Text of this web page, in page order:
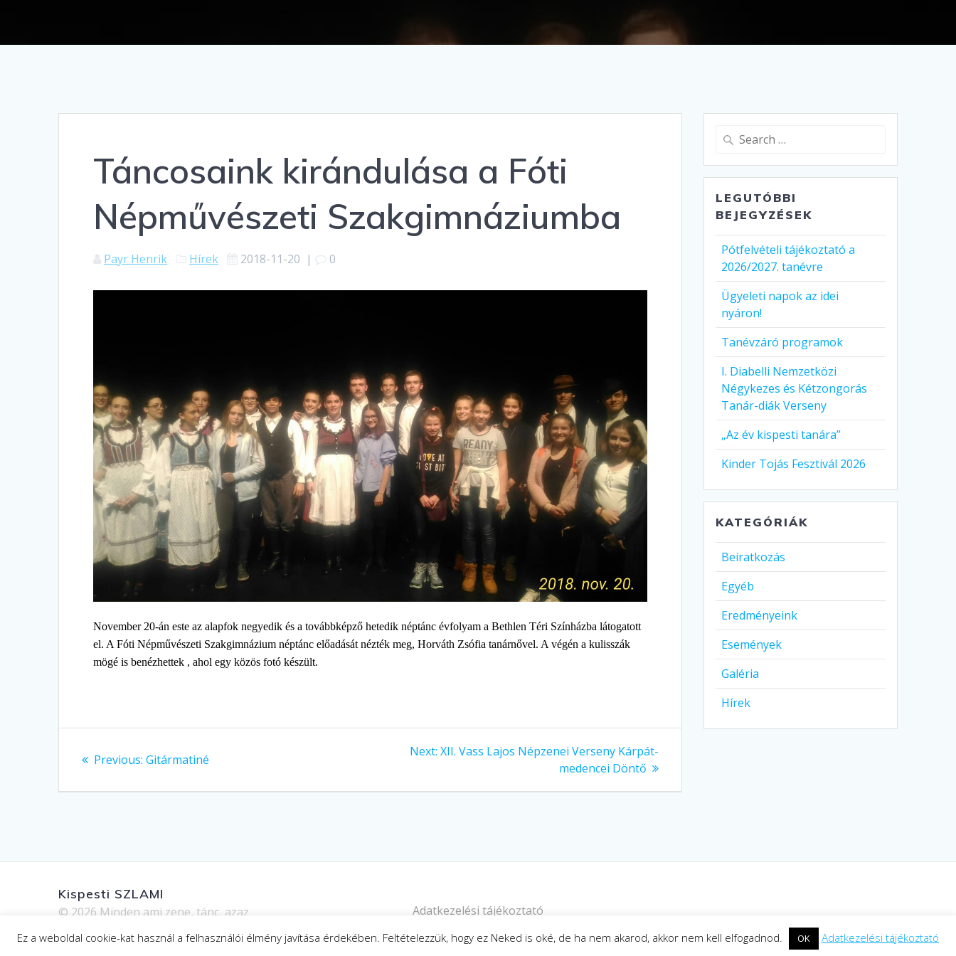
Táncosaink kirándulása a Fóti
Népművészeti Szakgimnáziumba
Payr Henrik Hírek 2018-11-20 | 0
November 20-án este az alapfok negyedik és a továbbképző hetedik néptánc évfolyam a Bethlen Téri Színházba látogatott
el. A Fóti Népművészeti Szakgimnázium néptánc előadását nézték meg, Horváth Zsófia tanárnővel. A végén a kulisszák
mögé is benézhettek , ahol egy közös fotó készült.
Previous: Previous
Gitármatiné
Next: Next
XII. Vass Lajos Népzenei Verseny Kárpát-
medencei Döntő
Search
LEGUTÓBBI
BEJEGYZÉSEK
Pótfelvételi tájékoztató a
2026/2027. tanévre
Ügyeleti napok az idei
nyáron!
Tanévzáró programok
I. Diabelli Nemzetközi
Négykezes és Kétzongorás
Tanár-diák Verseny
„Az év kispesti tanára”
Kinder Tojás Fesztivál 2026
KATEGÓRIÁK
Beiratkozás
Egyéb
Eredményeink
Események
Galéria
Hírek
Kispesti SZLAMI
© 2026 Minden ami zene, tánc, azaz
Adatkezelési tájékoztató
Ez a weboldal cookie-kat használ a felhasználói élmény javítása érdekében. Feltételezzük, hogy ez Neked is oké, de ha nem akarod, akkor nem kell elfogadnod. OK Adatkezelési tájékoztató